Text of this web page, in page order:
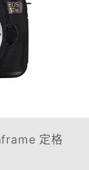
定格